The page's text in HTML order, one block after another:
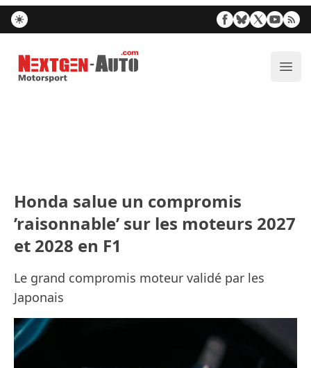
Nextgen-Auto.com
Honda salue un compromis
’raisonnable’ sur les moteurs 2027
et 2028 en F1
Le grand compromis moteur validé par les
Japonais